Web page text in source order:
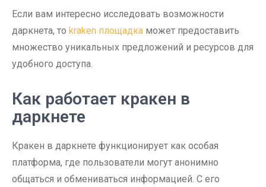
Если вам интересно исследовать возможности
даркнета, то kraken площадка может предоставить
множество уникальных предложений и ресурсов для
удобного доступа.
Как работает кракен в
даркнете
Кракен в даркнете функционирует как особая
платформа, где пользователи могут анонимно
общаться и обмениваться информацией. С его